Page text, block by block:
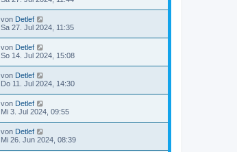
von Detlef
Sa 27. Jul 2024, 11:35
von Detlef
So 14. Jul 2024, 15:08
von Detlef
Do 11. Jul 2024, 14:30
von Detlef
Mi 3. Jul 2024, 09:55
von Detlef
Mi 26. Jun 2024, 08:39